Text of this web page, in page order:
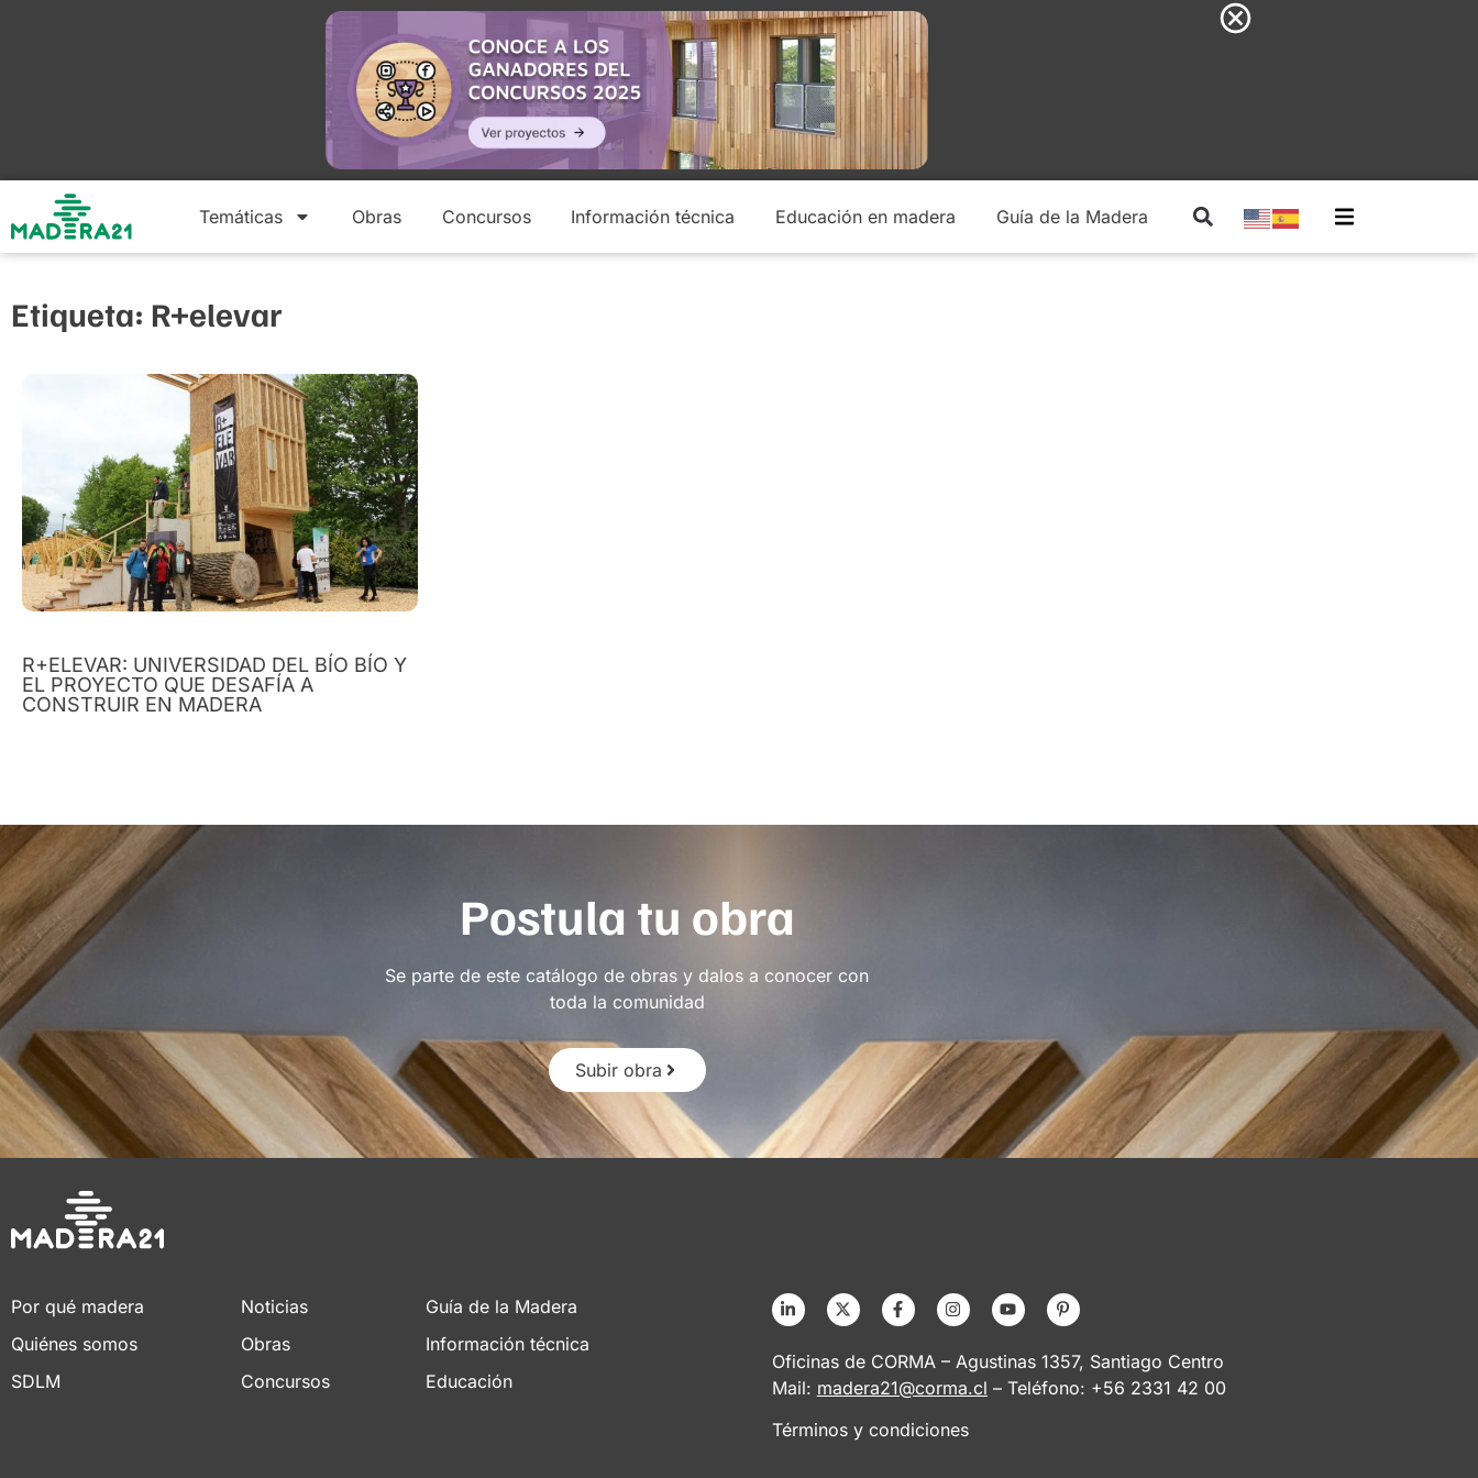
Temáticas Obras Concursos Información técnica Educación en madera Guía de la Madera
Etiqueta: R+elevar
R+ELEVAR: UNIVERSIDAD DEL BÍO BÍO Y
EL PROYECTO QUE DESAFÍA A
CONSTRUIR EN MADERA
Postula tu obra
Se parte de este catálogo de obras y dalos a conocer con
toda la comunidad
Subir obra
Por qué madera
Quiénes somos
SDLM
Noticias
Obras
Concursos
Guía de la Madera
Información técnica
Educación
Oficinas de CORMA – Agustinas 1357, Santiago Centro
Mail: madera21@corma.cl – Teléfono: +56 2331 42 00
Términos y condiciones